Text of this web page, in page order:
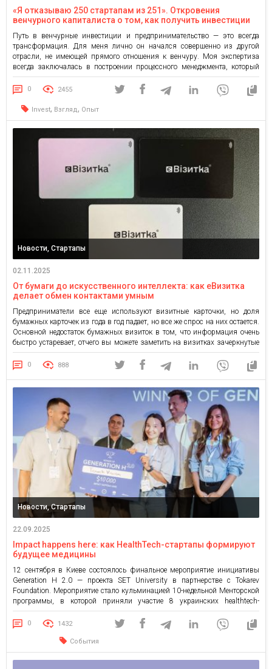
«Я отказываю 250 стартапам из 251». Откровения
венчурного капиталиста о том, как получить инвестиции
Путь в венчурные инвестиции и предпринимательство — это всегда
трансформация. Для меня лично он начался совершенно из другой
отрасли, не имеющей прямого отношения к венчуру. Моя экспертиза
всегда заключалась в построении процессного менеджмента, который
применим и в стартапах, но обычно не на самой ранней стадии. Однако
именно этот опыт помог мне увидеть уникальные взаимосвязи и […]
0 2455
Invest, Взгляд, Опыт
Новости, Стартапы
02.11.2025
От бумаги до искусственного интеллекта: как еВизитка
делает обмен контактами умным
Предприниматели все еще используют визитные карточки, но доля
бумажных карточек из года в год падает, но все же спрос на них остается.
Основной недостаток бумажных визиток в том, что информация очень
быстро устаревает, отчего вы можете заметить на визитках зачеркнутые
телефоны или надписи от руки, а самое главное их теряют или
записывают неточно, просто имя […]
0 888
Новости, Стартапы
22.09.2025
Impact happens here: как HealthTech-стартапы формируют
будущее медицины
12 сентября в Киеве состоялось финальное мероприятие инициативы
Generation H 2.0 — проекта SET University в партнерстве с Tokarev
Foundation. Мероприятие стало кульминацией 10-недельной Менторской
программы, в которой приняли участие 8 украинских healthtech-
стартапов, готовых масштабироваться и привлекать инвестиции.
Участники представили технологии, которые спасают жизни и меняют
повседневную медицину: от AI-ассистентов для врачей и биоразлагаемых
менструальных […]
0 1432
События